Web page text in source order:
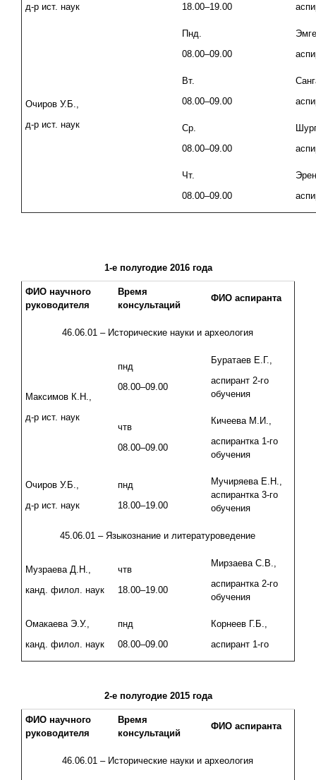
д-р ист. наук
18.00–19.00
Очиров У.Б.,
д-р ист. наук
Пнд.
08.00–09.00
Вт.
08.00–09.00
Ср.
08.00–09.00
Чт.
08.00–09.00
1-е полугодие 2016 года
ФИО научного
руководителя
Время
консультаций
ФИО аспиранта
46.06.01 – Исторические науки и археология
Максимов К.Н.,
д-р ист. наук
пнд
08.00–09.00
Буратаев Е.Г.,
аспирант 2-го
обучения
чтв
08.00–09.00
Кичеева М.И.,
аспирантка 1-го
обучения
Очиров У.Б.,
д-р ист. наук
пнд
18.00–19.00
Мучиряева Е.Н.,
аспирантка 3-го
обучения
45.06.01 – Языкознание и литературоведение
Музраева Д.Н.,
канд. филол. наук
чтв
18.00–19.00
Мирзаева С.В.,
аспирантка 2-го
обучения
Омакаева Э.У.,
канд. филол. наук
пнд
08.00–09.00
Корнеев Г.Б.,
аспирант 1-го
2-е полугодие 2015 года
ФИО научного
руководителя
Время
консультаций
ФИО аспиранта
46.06.01 – Исторические науки и археология